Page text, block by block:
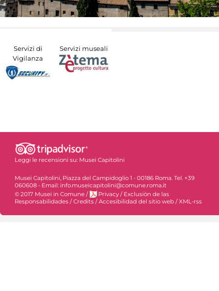
Servizi di
Vigilanza
Servizi museali
Leggi le recensioni su: Musei Capitolini
Musei Capitolini, Piazza del Campidoglio 1 - 00186 Roma. Tel. +39
060608 - Email: info.museicapitolini@comune.roma.it
© 2017 Musei in Comune / Privacy / Exclusiòn de las
Responsabilidades / Credits / Accesibilidad del sitio web / XML-rss